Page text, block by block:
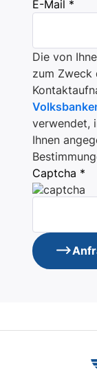
E-Mail *
Die von
zum Zweck
verwendet,
Ihnen
Captcha *